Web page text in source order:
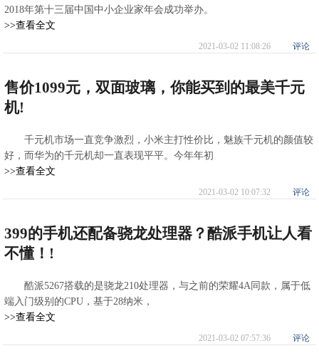
2018年第十三届中国中小企业家年会成功举办。
>>查看全文
2021-03-02 11:08:26 评论
售价1099元，双面玻璃，你能买到的最美千元
机!
千元机市场一直竞争激烈，小米主打性价比，魅族千元机的颜值较
好，而华为的千元机却一直表现平平。今年年初
>>查看全文
2021-03-02 10:07:32 评论
399的手机还配备骁龙处理器？酷派手机让人看
不懂！!
酷派5267搭载的是骁龙210处理器，与之前的荣耀4A同款，属于低
端入门级别的CPU，基于28纳米，
>>查看全文
2021-03-02 07:57:36 评论